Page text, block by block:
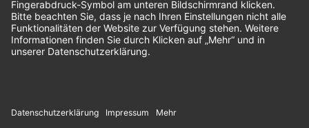
Unsere Zahlungsarten: